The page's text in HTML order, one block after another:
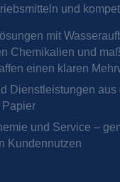
und
mit
Chemikalien und
einen klaren
Dienstleistungen
Papier
und Service –
Kundennutzen